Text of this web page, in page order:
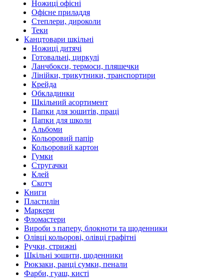
Ножиці офісні
Офісне приладдя
Степлери, дироколи
Теки
Канцтовари шкільні
Ножиці дитячі
Готовальні, циркулі
Ланчбокси, термоси, пляшечки
Лінійки, трикутники, транспортири
Крейда
Обкладинки
Шкільний асортимент
Папки для зошитів, праці
Папки для школи
Альбоми
Кольоровий папір
Кольоровий картон
Гумки
Стругачки
Клей
Скотч
Книги
Пластилін
Маркери
Фломастери
Вироби з паперу, блокноти та щоденники
Олівці кольорові, олівці графітні
Ручки, стрижні
Шкільні зошити, щоденники
Рюкзаки, ранці сумки, пенали
Фарби, гуаш, кисті